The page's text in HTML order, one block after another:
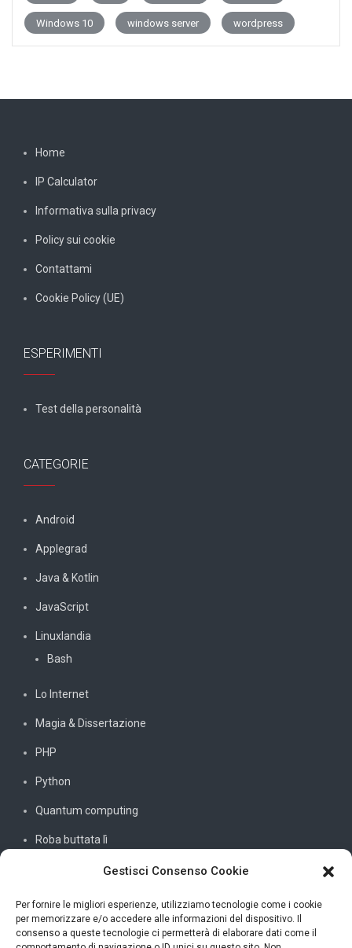
Gestisci Consenso Cookie
Per fornire le migliori esperienze, utilizziamo tecnologie come i cookie
per memorizzare e/o accedere alle informazioni del dispositivo. Il
consenso a queste tecnologie ci permetterà di elaborare dati come il
Windows 10 windows server wordpress
Home
IP Calculator
Informativa sulla privacy
Policy sui cookie
Contattami
Cookie Policy (UE)
ESPERIMENTI
Test della personalità
CATEGORIE
Android
Applegrad
Java & Kotlin
JavaScript
Linuxlandia
Bash
Lo Internet
Magia & Dissertazione
PHP
Python
Quantum computing
Roba buttata lì
SQL
Windowssiamo